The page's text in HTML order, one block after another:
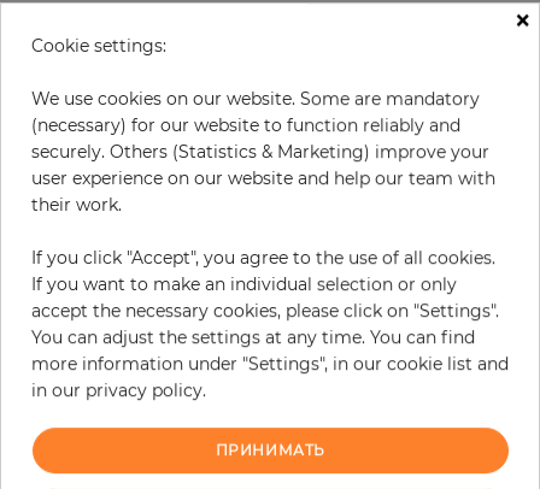
66,90 € за рулон
19% НДС включительно + Доставка
Цена за м² - 12,80 €
− +
В КОРЗИНУ
ЗАКАЗАТЬ ОБРАЗЕЦ
×
Cookie settings:
We use cookies on our website. Some are mandatory
(necessary) for our website to function reliably and
securely. Others (Statistics & Marketing) improve your
user experience on our website and help our team with
their work.
If you click "Accept", you agree to the use of all cookies.
If you want to make an individual selection or only
accept the necessary cookies, please click on "Settings".
You can adjust the settings at any time. You can find
more information under "Settings", in our cookie list and
in our privacy policy.
ПРИНИМАТЬ